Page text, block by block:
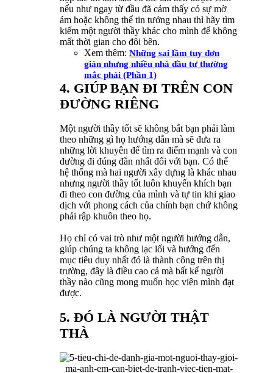
nếu như ngay từ đầu đã cảm thấy có sự mờ
ám hoặc không thể tin tưởng nhau thì hãy tìm
kiếm một người thầy khác cho mình để không
mất thời gian cho đôi bên.
Xem thêm: Những sai lầm tuy đơn
giản nhưng nhiều nhà đầu tư thường
mắc phải (Phần 1)
4. GIÚP BẠN ĐI TRÊN CON
ĐƯỜNG RIÊNG
Một người thầy tốt sẽ không bắt bạn phải làm
theo những gì họ hướng dẫn mà sẽ đưa ra
những lời khuyên để tìm ra điểm mạnh và con
đường đi đúng đắn nhất đối với bạn. Có thể
hệ thống mà hai người xây dựng là khác nhau
nhưng người thầy tốt luôn khuyến khích bạn
đi theo con đường của mình và tự tin khi giao
dịch với phong cách của chính bạn chứ không
phải rập khuôn theo họ.
Họ chỉ có vai trò như một người hướng dẫn,
giúp chúng ta không lạc lối và hướng đến
mục tiêu duy nhất đó là thành công trên thị
trường, đây là điều cao cả mà bất kể người
thầy nào cũng mong muốn học viên mình đạt
được.
5. ĐÓ LÀ NGƯỜI THẬT
THÀ